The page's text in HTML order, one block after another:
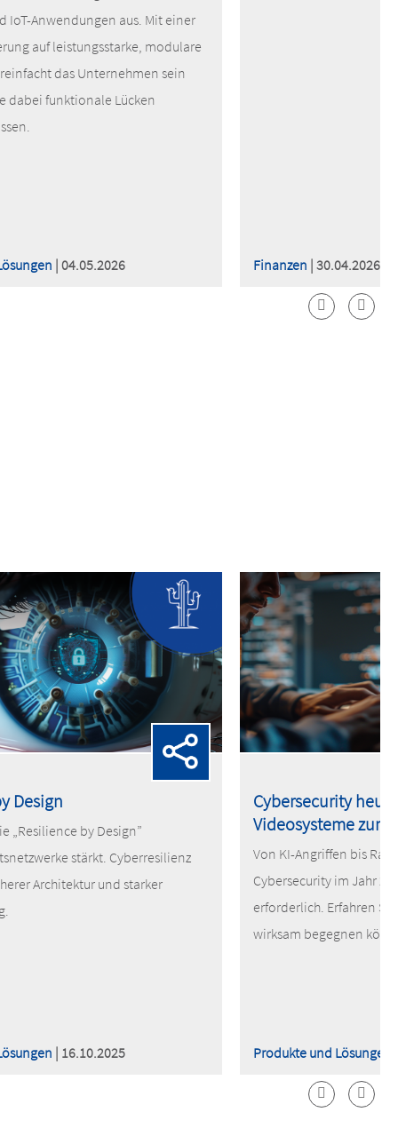
IoT-Anwendungen aus. Mit einer
auf leistungsstarke, modulare
das Unternehmen sein
dabei funktionale Lücken
| 04.05.2026 Finanzen | 30.04.2026
Design
„Resilience by Design”
stärkt. Cyberresilienz
Architektur und starker
| 16.10.2025
Cybersecurity
Videosysteme zum
Von KI-Angriffen bis
Cybersecurity im Jahr
erforderlich. Erfahren
wirksam begegnen
Produkte und Lösungen